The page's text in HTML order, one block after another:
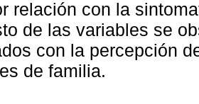
relación con la
de las variables se
con la percepción
de familia.